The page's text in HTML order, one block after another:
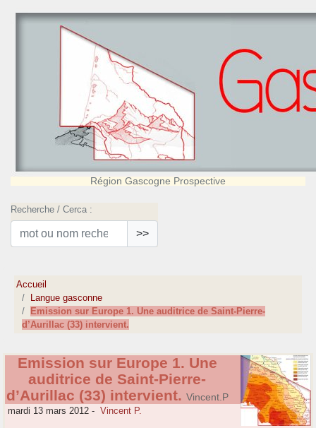
Région Gascogne Prospective
Recherche / Cerca :
>>
Accueil
Langue gasconne
Emission sur Europe 1. Une auditrice de Saint-Pierre-
d’Aurillac (33) intervient.
Emission sur Europe 1. Une
auditrice de Saint-Pierre-
d’Aurillac (33) intervient. Vincent.P
mardi 13 mars 2012 - Vincent P.